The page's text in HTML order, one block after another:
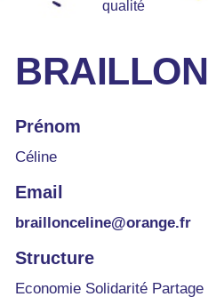
qualité
BRAILLON
Prénom
Céline
Email
braillonceline@orange.fr
Structure
Economie Solidarité Partage